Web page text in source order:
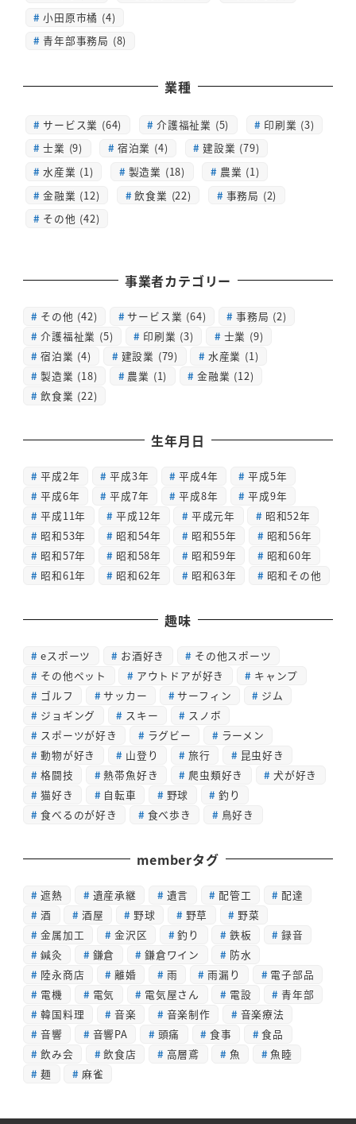
小田原市橘 (4)
青年部事務局 (8)
業種
サービス業 (64) 介護福祉業 (5)
印刷業 (3)
士業 (9)
宿泊業 (4)
建設業 (79)
水産業 (1)
製造業 (18)
農業 (1)
金融業 (12)
飲食業 (22)
事務局 (2)
その他 (42)
事業者カテゴリー
その他 (42) サービス業 (64) 事務局 (2)
介護福祉業 (5) 印刷業 (3) 士業 (9)
宿泊業 (4) 建設業 (79) 水産業 (1)
製造業 (18) 農業 (1) 金融業 (12)
飲食業 (22)
生年月日
平成2年 平成3年 平成4年
平成5年
平成6年
平成7年 平成8年
平成9年
平成11年
平成12年 平成元年
昭和52年
昭和53年
昭和54年 昭和55年
昭和56年
昭和57年
昭和58年 昭和59年
昭和60年
昭和61年
昭和62年 昭和63年 昭和その他
趣味
eスポーツ お酒好き
その他スポーツ
その他ペット
アウトドアが好き
キャンプ
ゴルフ
サッカー サーフィン
ジム
ジョギング
スキー
スノボ
スポーツが好き
ラグビー
ラーメン
動物が好き
山登り 旅行
昆虫好き
格闘技
熱帯魚好き 爬虫類好き
犬が好き
猫好き
自転車 野球
釣り
食べるのが好き
食べ歩き 鳥好き
memberタグ
遮熱 遺産承継 遺言 配管工
配達
酒
酒屋 野球 野草
野菜
金属加工
金沢区 釣り 鉄板
録音
鍼灸
鎌倉 鎌倉ワイン
防水
陸永商店
離婚 雨 雨漏り
電子部品
電機
電気 電気屋さん 電設
青年部
韓国料理
音楽 音楽制作
音楽療法
音響
音響PA 頭痛 食事
食品
飲み会
飲食店 高層鳶 魚
魚睦
麺
麻雀